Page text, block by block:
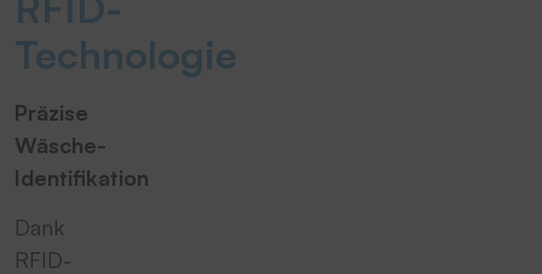
Technologie
Präzise
Wäsche-
Identifikation
Dank
RFID-